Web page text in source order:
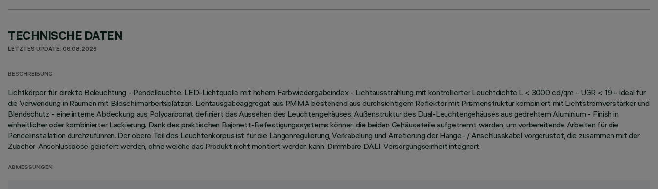
TECHNISCHE DATEN
LETZTES UPDATE: 06.08.2026
BESCHREIBUNG
Lichtkörper für direkte Beleuchtung - Pendelleuchte. LED-Lichtquelle mit hohem Farbwiedergabeindex - Lichtausstrahlung mit kontrollierter Leuchtdichte L < 3000 cd/qm - UGR < 19 - ideal für
die Verwendung in Räumen mit Bildschirmarbeitsplätzen. Lichtausgabeaggregat aus PMMA bestehend aus durchsichtigem Reflektor mit Prismenstruktur kombiniert mit Lichtstromverstärker und
Blendschutz - eine interne Abdeckung aus Polycarbonat definiert das Aussehen des Leuchtengehäuses. Außenstruktur des Dual-Leuchtengehäuses aus gedrehtem Aluminium - Finish in
einheitlicher oder kombinierter Lackierung. Dank des praktischen Bajonett-Befestigungssystems können die beiden Gehäuseteile aufgetrennt werden, um vorbereitende Arbeiten für die
Pendelinstallation durchzuführen. Der obere Teil des Leuchtenkorpus ist für die Längenregulierung, Verkabelung und Arretierung der Hänge- / Anschlusskabel vorgerüstet, die zusammen mit der
Zubehör-Anschlussdose geliefert werden, ohne welche das Produkt nicht montiert werden kann. Dimmbare DALI-Versorgungseinheit integriert.
ABMESSUNGEN